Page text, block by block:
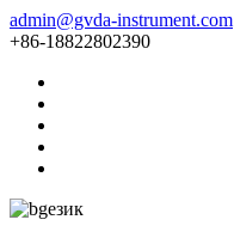
admin@gvda-instrument.com
+86-18822802390
език